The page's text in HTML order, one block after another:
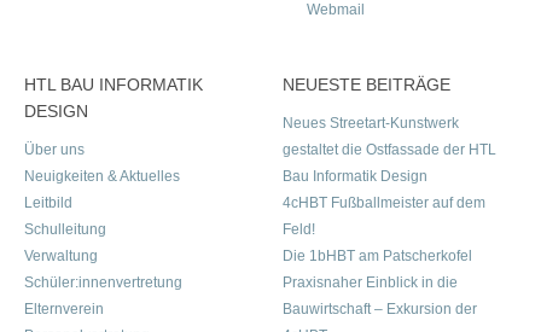
Webmail
HTL BAU INFORMATIK
DESIGN
Über uns
Neuigkeiten & Aktuelles
Leitbild
Schulleitung
Verwaltung
Schüler:innenvertretung
Elternverein
NEUESTE BEITRÄGE
Neues Streetart-Kunstwerk
gestaltet die Ostfassade der HTL
Bau Informatik Design
4cHBT Fußballmeister auf dem
Feld!
Die 1bHBT am Patscherkofel
Praxisnaher Einblick in die
Bauwirtschaft – Exkursion der